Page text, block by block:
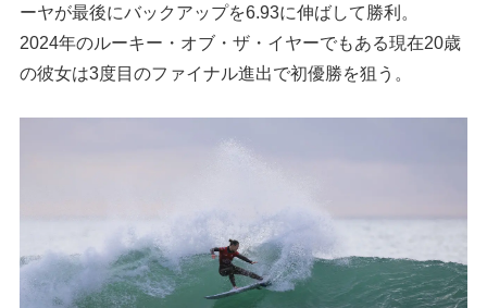
ーヤが最後にバックアップを6.93に伸ばして勝利。
2024年のルーキー・オブ・ザ・イヤーでもある現在20歳
の彼女は3度目のファイナル進出で初優勝を狙う。